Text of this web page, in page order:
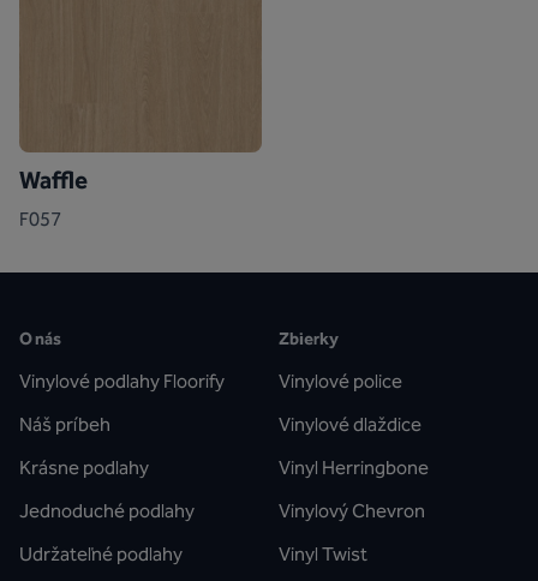
Waffle
F057
O nás
Vinylové podlahy Floorify
Náš príbeh
Krásne podlahy
Jednoduché podlahy
Udržateľné podlahy
Zbierky
Vinylové police
Vinylové dlaždice
Vinyl Herringbone
Vinylový Chevron
Vinyl Twist